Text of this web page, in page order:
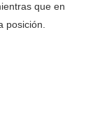
que en
posición.